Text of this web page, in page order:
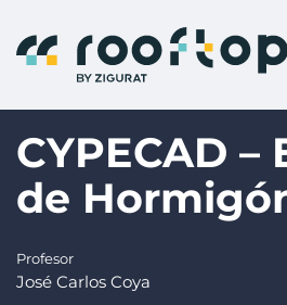
CYPECAD
de
Profesor
José Carlos Coya